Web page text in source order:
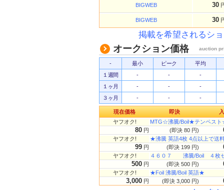
BIGWEB 30
BIGWEB 30
掲載を希望されるシ
オークション価格 auction
- 最小 ピーク
平均
１週間
- -
-
１ヶ月
- -
-
３ヶ月
- - -
現在価格 即決
ヤフオク!
MTG☆沸騰/Boil★テンペス
80 円 (即決 80 円)
ヤフオク! ★沸騰 英語4枚 4点以上で送
99 円 (即決 199 円)
ヤフオク! ４６０７ 沸騰/Boil ４枚
500 円 (即決 500 円)
ヤフオク! ★Foil 沸騰/Boil 英語★
3,000 円 (即決 3,000 円)